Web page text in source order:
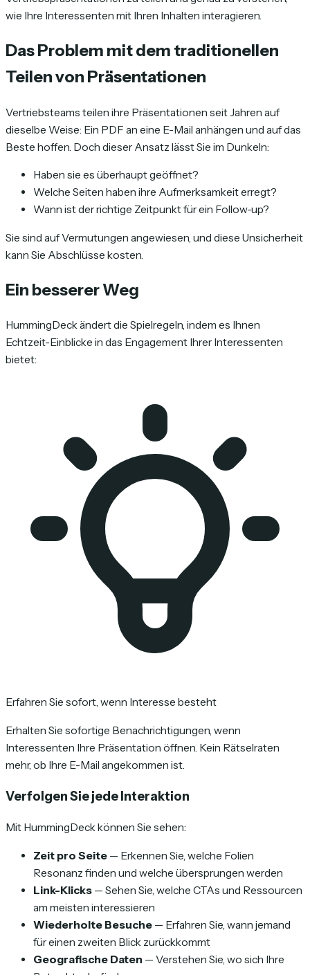
wie Ihre Interessenten mit Ihren Inhalten interagieren.
Das Problem mit dem traditionellen
Teilen von Präsentationen
Vertriebsteams teilen ihre Präsentationen seit Jahren auf
dieselbe Weise: Ein PDF an eine E-Mail anhängen und auf das
Beste hoffen. Doch dieser Ansatz lässt Sie im Dunkeln:
Haben sie es überhaupt geöffnet?
Welche Seiten haben ihre Aufmerksamkeit erregt?
Wann ist der richtige Zeitpunkt für ein Follow-up?
Sie sind auf Vermutungen angewiesen, und diese Unsicherheit
kann Sie Abschlüsse kosten.
Ein besserer Weg
HummingDeck ändert die Spielregeln, indem es Ihnen
Echtzeit-Einblicke in das Engagement Ihrer Interessenten
bietet:
Erfahren Sie sofort, wenn Interesse besteht
Erhalten Sie sofortige Benachrichtigungen, wenn
Interessenten Ihre Präsentation öffnen. Kein Rätselraten
mehr, ob Ihre E-Mail angekommen ist.
Verfolgen Sie jede Interaktion
Mit HummingDeck können Sie sehen:
Zeit pro Seite — Erkennen Sie, welche Folien
Resonanz finden und welche übersprungen werden
Link-Klicks — Sehen Sie, welche CTAs und Ressourcen
am meisten interessieren
Wiederholte Besuche — Erfahren Sie, wann jemand
für einen zweiten Blick zurückkommt
Geografische Daten — Verstehen Sie, wo sich Ihre